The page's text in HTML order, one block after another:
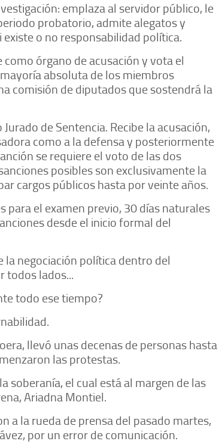
emplaza al servidor público, le
probatorio, admite alegatos y
o no responsabilidad política.
órgano de acusación y vota el
absoluta de los miembros
comisión de diputados que sostendrá la
de Sentencia. Recibe la acusación,
como a la defensa y posteriormente
se requiere el voto de las dos
posibles son exclusivamente la
cargos públicos hasta por veinte años.
para el examen previo, 30 días naturales
desde el inicio formal del
la negociación política dentro del
todos lados...
todo ese tiempo?
llevó unas decenas de personas hasta
las protestas.
soberanía, el cual está al margen de las
Ariadna Montiel.
a la rueda de prensa del pasado martes,
por un error de comunicación.